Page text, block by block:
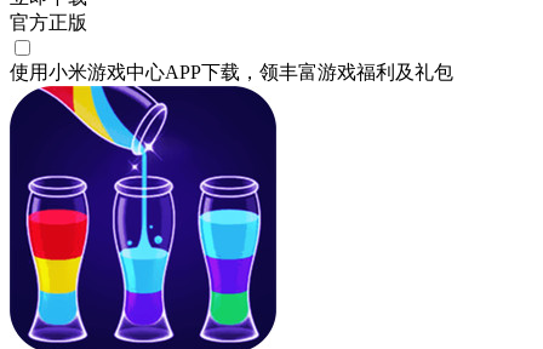
官方正版
使用小米游戏中心APP下载 ，领丰富游戏福利 及礼包